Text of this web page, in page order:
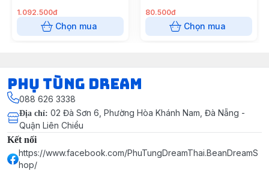
1.092.500đ
Chọn mua
80.500đ
Chọn mua
Phụ Tùng Dream
088 626 3338
Địa chỉ: 02 Đà Sơn 6, Phường Hòa Khánh Nam, Đà Nẵng -
Quận Liên Chiểu
Kết nối
https://www.facebook.com/PhuTungDreamThai.BeanDreamS
hop/